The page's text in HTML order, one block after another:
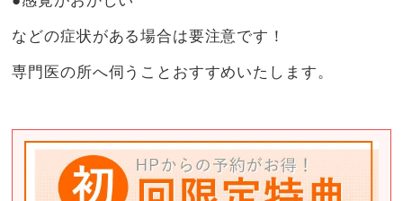
などの症状がある場合は要注意です！
専門医の所へ伺うことおすすめいたします。